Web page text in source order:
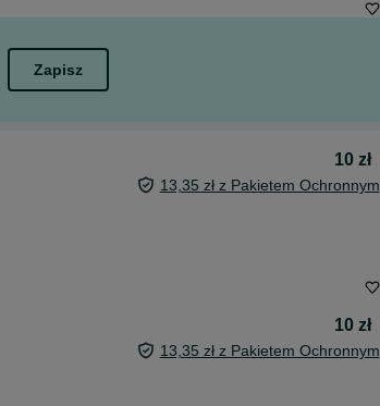
Zapisz
10 zł
13,35 zł z Pakietem Ochronnym
10 zł
13,35 zł z Pakietem Ochronnym